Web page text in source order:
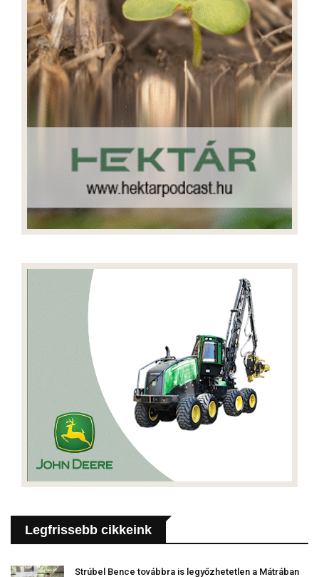
Legfrissebb cikkeink
Strúbel Bence továbbra is legyőzhetetlen a Mátrában